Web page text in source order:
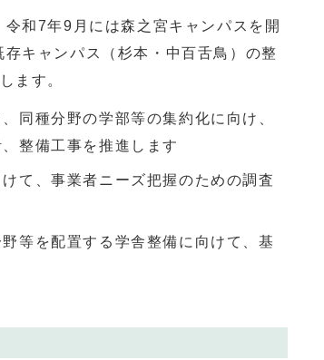
和7年9月には森之宮キャンパスを開
キャンパス（杉本・中百舌鳥）の整
ます。
同種分野の学部等の集約化に向け、
整備工事を推進します
て、事業者ニーズ把握のための調査
等を配置する学舎整備に向けて、基